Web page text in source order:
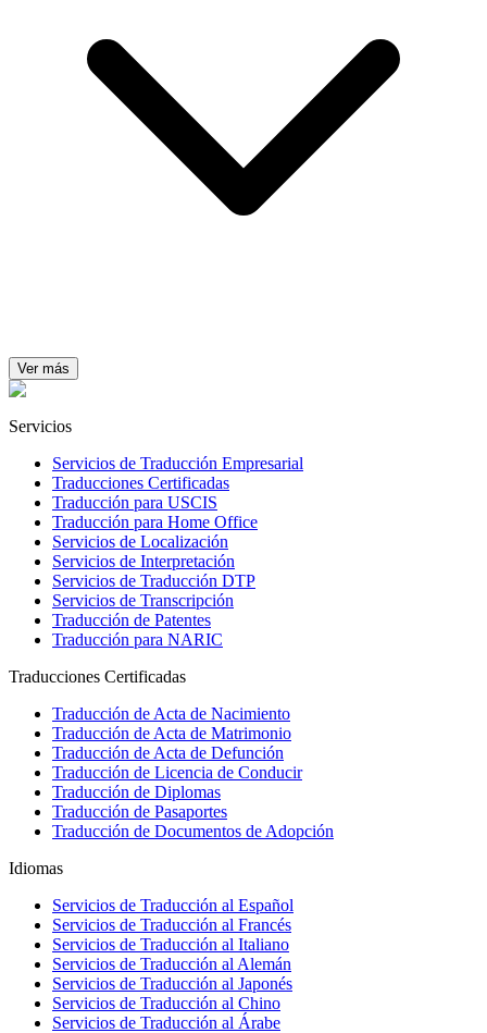
Ver más
Servicios
Servicios de Traducción Empresarial
Traducciones Certificadas
Traducción para USCIS
Traducción para Home Office
Servicios de Localización
Servicios de Interpretación
Servicios de Traducción DTP
Servicios de Transcripción
Traducción de Patentes
Traducción para NARIC
Traducciones Certificadas
Traducción de Acta de Nacimiento
Traducción de Acta de Matrimonio
Traducción de Acta de Defunción
Traducción de Licencia de Conducir
Traducción de Diplomas
Traducción de Pasaportes
Traducción de Documentos de Adopción
Idiomas
Servicios de Traducción al Español
Servicios de Traducción al Francés
Servicios de Traducción al Italiano
Servicios de Traducción al Alemán
Servicios de Traducción al Japonés
Servicios de Traducción al Chino
Servicios de Traducción al Árabe